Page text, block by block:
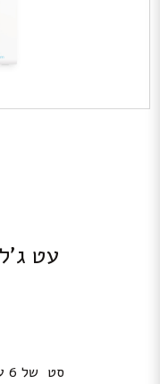
עט
סט של 6 עטי ג’ל כיפיות מבית Ooly